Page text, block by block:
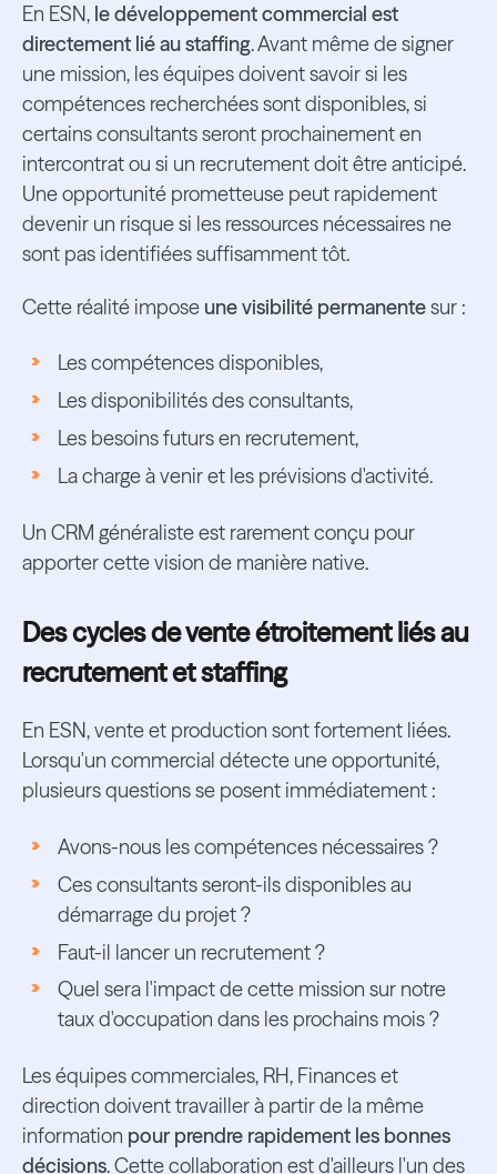
En ESN, le développement commercial est
directement lié au staffing. Avant même de signer
une mission, les équipes doivent savoir si les
compétences recherchées sont disponibles, si
certains consultants seront prochainement en
intercontrat ou si un recrutement doit être anticipé.
Une opportunité prometteuse peut rapidement
devenir un risque si les ressources nécessaires ne
sont pas identifiées suffisamment tôt.
Cette réalité impose une visibilité permanentesur :
Les compétences disponibles,
Les disponibilités des consultants,
Les besoins futurs en recrutement,
La charge à venir et les prévisions d'activité.
Un CRM généraliste est rarement conçu pour
apporter cette vision de manière native.
Des cycles de vente étroitement liés au
recrutement et staffing
En ESN, vente et production sont fortement liées.
Lorsqu'un commercial détecte une opportunité,
plusieurs questions se posent immédiatement :
Avons-nous les compétences nécessaires ?
Ces consultants seront-ils disponibles au
démarrage du projet ?
Faut-il lancer un recrutement ?
Quel sera l'impact de cette mission sur notre
taux d'occupation dans les prochains mois ?
Les équipes commerciales, RH, Finances et
direction doivent travailler à partir de la même
information pour prendre rapidement les bonnes
décisions. Cette collaboration est d'ailleurs l'un des